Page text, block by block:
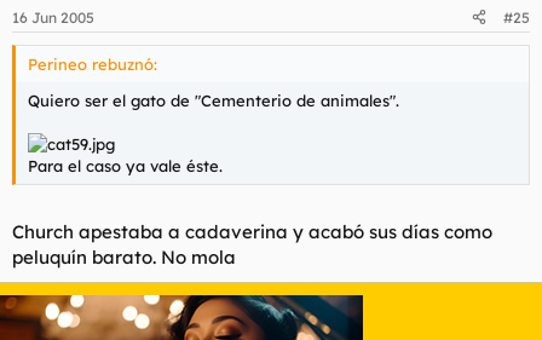
16 Jun 2005 #25
Perineo rebuznó:
Quiero ser el gato de "Cementerio de animales".
Para el caso ya vale éste.
Church apestaba a cadaverina y acabó sus días como
peluquín barato. No mola